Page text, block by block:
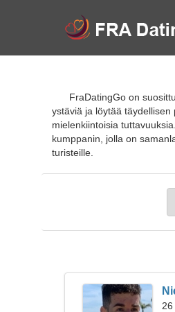
FraDatingGo on
ystäviä ja löytää
mielenkiintoisia
kumppanin, jolla on
turisteille.